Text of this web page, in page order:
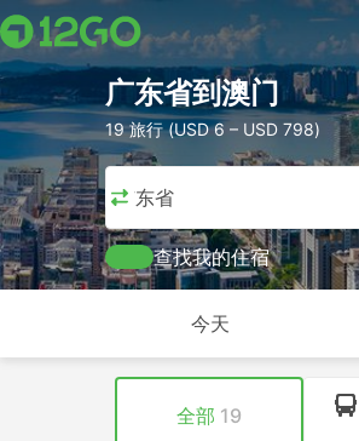
广东省到澳门
19 旅行 (USD 6 – USD 798)
广东省
查找我的住宿
今天
全部 19